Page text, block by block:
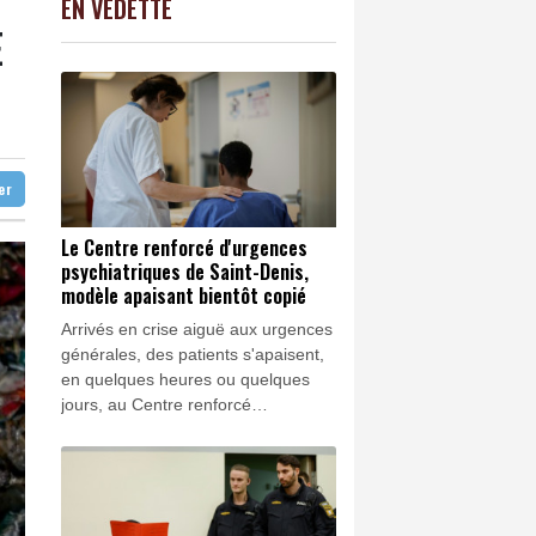
apaisant bientôt copié
adieux
venant vivre dans l'île
-0.41%
2.08% 4302.47 €
EN VEDETTE
Le Centre renforcé d'urgences
psychiatriques de Saint-Denis,
modèle apaisant bientôt copié
Arrivés en crise aiguë aux urgences
générales, des patients s'apaisent,
en quelques heures ou quelques
jours, au Centre renforcé
l'hôpital Delafontaine de Saint-
Denis, un dispositif pionnier bientôt
dupliqué ailleurs en France.